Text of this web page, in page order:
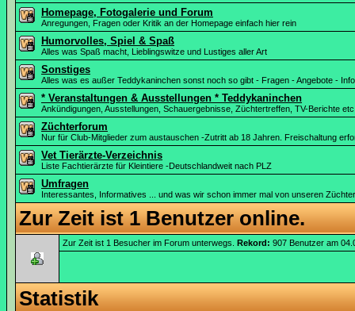
Homepage, Fotogalerie und Forum
Anregungen, Fragen oder Kritik an der Homepage einfach hier rein
Humorvolles, Spiel & Spaß
Alles was Spaß macht, Lieblingswitze und Lustiges aller Art
Sonstiges
Alles was es außer Teddykaninchen sonst noch so gibt - Fragen - Angebote -
* Veranstaltungen & Ausstellungen * Teddykaninchen
Ankündigungen, Ausstellungen, Schauergebnisse, Züchtertreffen, TV-Berichte
Züchterforum
Nur für Club-Mitglieder zum austauschen -Zutritt ab 18 Jahren. Freischaltung
Vet Tierärzte-Verzeichnis
Liste Fachtierärzte für Kleintiere -Deutschlandweit nach PLZ
Umfragen
Interessantes, Informatives ... und was wir schon immer mal von unseren
Zur Zeit ist 1 Benutzer online.
Zur Zeit ist 1 Besucher im Forum unterwegs. Rekord: 907 Benutzer am
Statistik